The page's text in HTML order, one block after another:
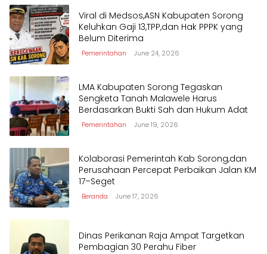
Viral di Medsos,ASN Kabupaten Sorong
Keluhkan Gaji 13,TPP,dan Hak PPPK yang
Belum Diterima
Pemerintahan June 24, 2026
LMA Kabupaten Sorong Tegaskan
Sengketa Tanah Malawele Harus
Berdasarkan Bukti Sah dan Hukum Adat
Pemerintahan June 19, 2026
Kolaborasi Pemerintah Kab Sorong,dan
Perusahaan Percepat Perbaikan Jalan KM
17–Seget
Beranda June 17, 2026
Dinas Perikanan Raja Ampat Targetkan
Pembagian 30 Perahu Fiber